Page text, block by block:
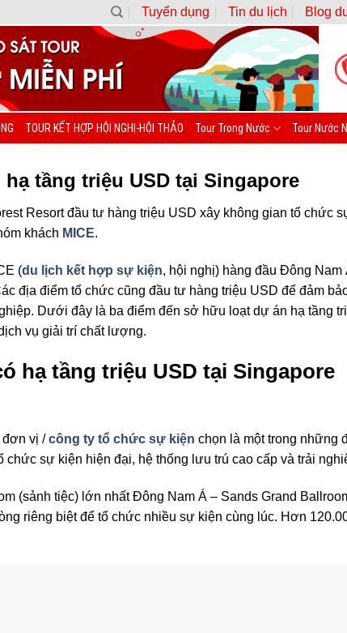
Tuyển dụng Tin du lịch Blog
TOUR KẾT HỢP HỘI NGHỊ-HỘI THẢO Tour Trong Nước Tour Nước
tầng triệu USD tại Singapore
Resort đầu tư hàng triệu USD xây không gian tổ chức
khách MICE.
(du lịch kết hợp sự kiện, hội nghị) hàng đầu Đông
địa điểm tổ chức cũng đầu tư hàng triệu USD để đảm
Dưới đây là ba điểm đến sở hữu loạt dự án hạ tầng
vụ giải trí chất lượng.
hạ tầng triệu USD tại Singapore
đơn vị /công ty tổ chức sự kiện chọn là một trong những
sự kiện hiện đại, hệ thống lưu trú cao cấp và trải
(sảnh tiệc) lớn nhất Đông Nam Á – Sands Grand
riêng biệt để tổ chức nhiều sự kiện cùng lúc. Hơn